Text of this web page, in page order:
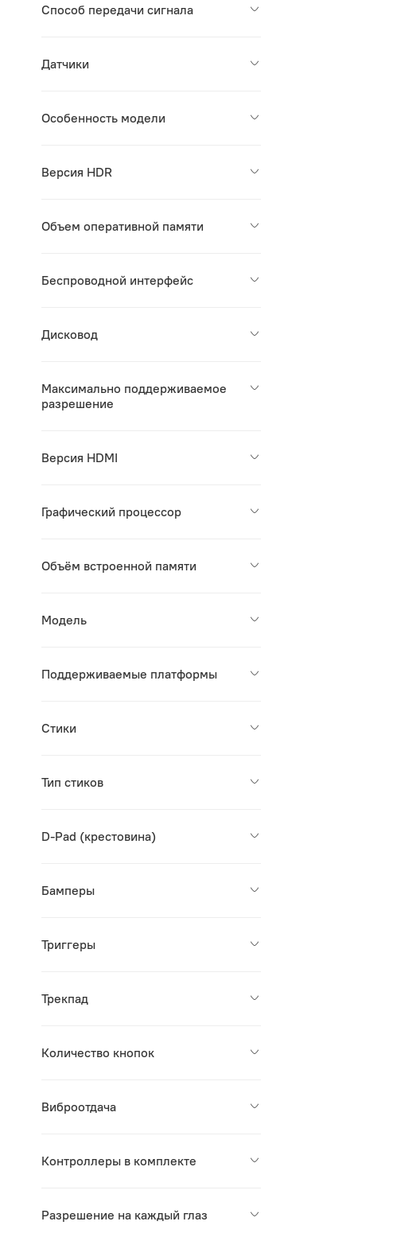
Способ передачи сигнала
Датчики
Особенность модели
Версия HDR
Объем оперативной памяти
Беспроводной интерфейс
Дисковод
Максимально поддерживаемое
разрешение
Версия HDMI
Графический процессор
Объём встроенной памяти
Модель
Поддерживаемые платформы
Стики
Тип стиков
D-Pad (крестовина)
Бамперы
Триггеры
Трекпад
Количество кнопок
Виброотдача
Контроллеры в комплекте
Разрешение на каждый глаз